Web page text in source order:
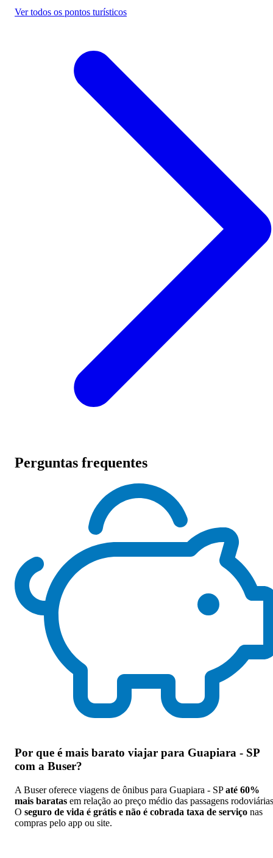
Ver todos os pontos turísticos
Perguntas frequentes
Por que é mais barato viajar para Guapiara - SP
com a Buser?
A Buser oferece viagens de ônibus para Guapiara - SPaté 60%
mais baratas em relação ao preço médio das passagens
O seguro de vida é grátis e não é cobrada taxa de serviço nas
compras pelo app ou site.